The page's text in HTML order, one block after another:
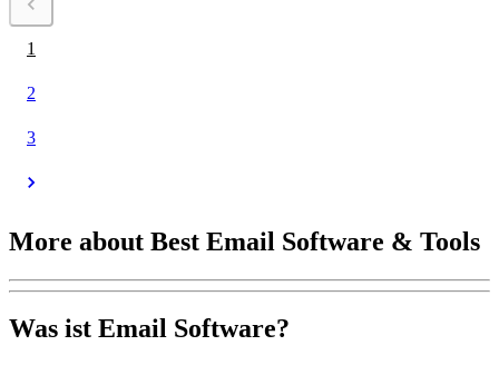
1
2
3
More about Best Email Software & Tools
Was ist Email Software?